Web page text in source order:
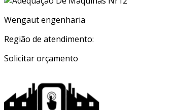
Wengaut engenharia
Região de atendimento:
Solicitar orçamento